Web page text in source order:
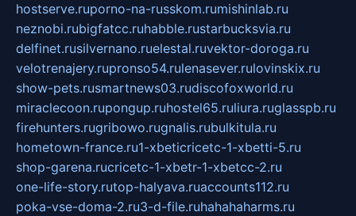
hostserve.ruporno-na-russkom.rumishinlab.ru
neznobi.rubigfatcc.ruhabble.rustarbucksvia.ru
delfinet.rusilvernano.ruelestal.ruvektor-doroga.ru
velotrenajery.rupronso54.rulenasever.rulovinskix.ru
show-pets.rusmartnews03.rudiscofoxworld.ru
miraclecoon.rupongup.ruhostel65.ruliura.ruglasspb.ru
firehunters.rugribowo.rugnalis.rubulkitula.ru
hometown-france.ru1-xbeticricetc-1-xbetti-5.ru
shop-garena.rucricetc-1-xbetr-1-xbetcc-2.ru
one-life-story.rutop-halyava.ruaccounts112.ru
poka-vse-doma-2.ru3-d-file.ruhahahaharms.ru